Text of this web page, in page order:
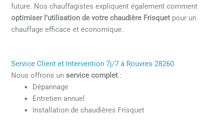
future. Nos chauffagistes expliquent également comment
optimiser l’utilisation de votre chaudière Frisquet pour un
chauffage efficace et économique.
Service Client et Intervention 7j/7 à Rouvres 28260
Nous offrons unservice complet :
Dépannage
Entretien annuel
Installation de chaudières Frisquet